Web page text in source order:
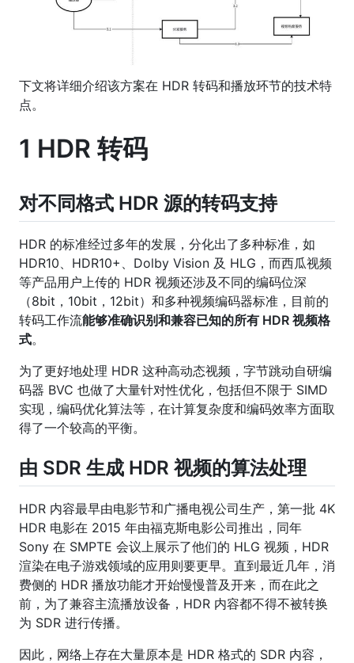
下文将详细介绍该方案在 HDR 转码和播放环节的技术特
点。
1 HDR 转码
对不同格式 HDR 源的转码支持
HDR 的标准经过多年的发展，分化出了多种标准，如
HDR10、HDR10+、Dolby Vision 及 HLG，而西瓜视频
等产品用户上传的 HDR 视频还涉及不同的编码位深
（8bit，10bit，12bit）和多种视频编码器标准，目前的
转码工作流能够准确识别和兼容已知的所有 HDR 视频格
式。
为了更好地处理 HDR 这种高动态视频，字节跳动自研编
码器 BVC 也做了大量针对性优化，包括但不限于 SIMD
实现，编码优化算法等，在计算复杂度和编码效率方面取
得了一个较高的平衡。
由 SDR 生成 HDR 视频的算法处理
HDR 内容最早由电影节和广播电视公司生产，第一批 4K
HDR 电影在 2015 年由福克斯电影公司推出，同年
Sony 在 SMPTE 会议上展示了他们的 HLG 视频，HDR
渲染在电子游戏领域的应用则要更早。直到最近几年，消
费侧的 HDR 播放功能才开始慢慢普及开来，而在此之
前，为了兼容主流播放设备，HDR 内容都不得不被转换
为 SDR 进行传播。
因此，网络上存在大量原本是 HDR 格式的 SDR 内容，